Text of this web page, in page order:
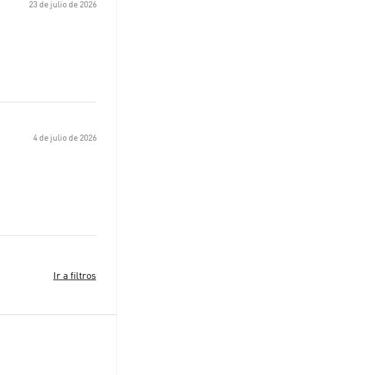
23 de julio de 2026
4 de julio de 2026
Ir a filtros